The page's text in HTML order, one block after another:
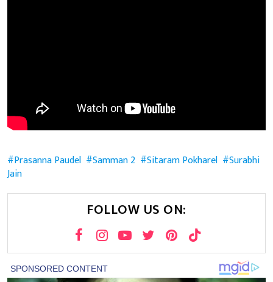
Prasanna Paudel Samman 2 Sitaram Pokharel
Surabhi
Jain
FOLLOW US ON: